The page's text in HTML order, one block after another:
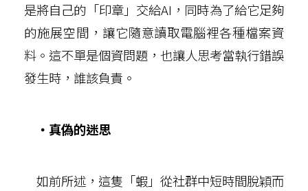
是將自己的「印章」交給AI，同時為了給它足夠
的施展空間，讓它隨意讀取電腦裡各種檔案資
料。這不單是個資問題，也讓人思考當執行錯誤
發生時，誰該負責。
‧真偽的迷思
如前所述，這隻「蝦」從社群中短時間脫穎而